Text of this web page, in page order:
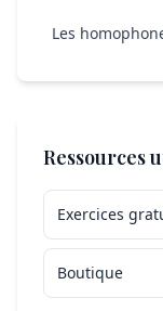
Les
Ressources
Exercices
Boutique